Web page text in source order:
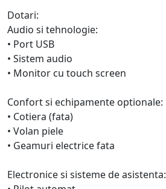
Dotari:
Audio si tehnologie:
• Port USB
• Sistem audio
• Monitor cu touch screen
Confort si echipamente optionale:
• Cotiera (fata)
• Volan piele
• Geamuri electrice fata
Electronice si sisteme de asistenta: